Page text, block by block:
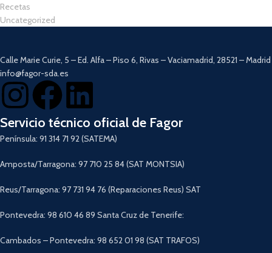
Recetas
Uncategorized
Calle Marie Curie, 5 – Ed. Alfa – Piso 6, Rivas – Vaciamadrid, 28521 – Madrid
info@fagor-sda.es
Servicio técnico oficial de Fagor
Península: 91 314 71 92 (SATEMA)
Amposta/Tarragona: 97 710 25 84 (SAT MONTSIA)
Reus/Tarragona: 97 731 94 76 (Reparaciones Reus) SAT
Pontevedra: 98 610 46 89 Santa Cruz de Tenerife:
Cambados – Pontevedra: 98 652 01 98 (SAT TRAFOS)